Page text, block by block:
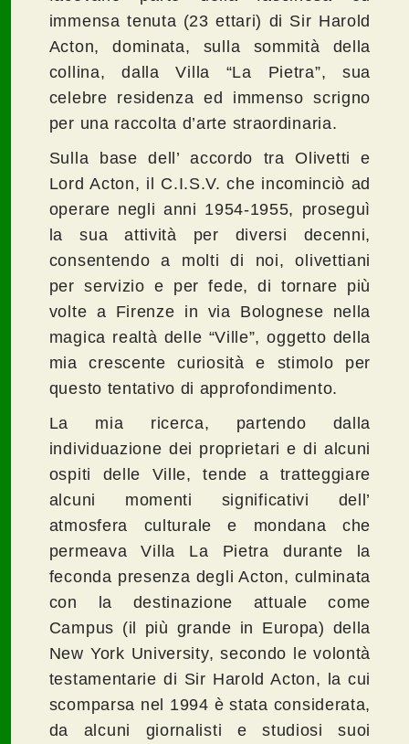
immensa tenuta (23 ettari) di Sir Harold
Acton, dominata, sulla sommità della
collina, dalla Villa “La Pietra”, sua
celebre residenza ed immenso scrigno
per una raccolta d’arte straordinaria.
Sulla base dell’ accordo tra Olivetti e
Lord Acton, il C.I.S.V. che incominciò ad
operare negli anni 1954-1955, proseguì
la sua attività per diversi decenni,
consentendo a molti di noi, olivettiani
per servizio e per fede, di tornare più
volte a Firenze in via Bolognese nella
magica realtà delle “Ville”, oggetto della
mia crescente curiosità e stimolo per
questo tentativo di approfondimento.
La mia ricerca, partendo dalla
individuazione dei proprietari e di alcuni
ospiti delle Ville, tende a tratteggiare
alcuni momenti significativi dell’
atmosfera culturale e mondana che
permeava Villa La Pietra durante la
feconda presenza degli Acton, culminata
con la destinazione attuale come
Campus (il più grande in Europa) della
New York University, secondo le volontà
testamentarie di Sir Harold Acton, la cui
scomparsa nel 1994 è stata considerata,
da alcuni giornalisti e studiosi suoi